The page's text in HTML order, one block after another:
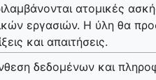
ατομικές
εργασιών. Η ύλη θα
και απαιτήσεις.
δεδομένων και